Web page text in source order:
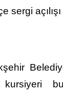
sergi